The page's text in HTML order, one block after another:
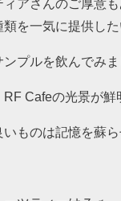
ィアさんのご厚意
を一気に提供した
プルを飲んでみ
Cafeの光景が鮮
いものは記憶を蘇ら